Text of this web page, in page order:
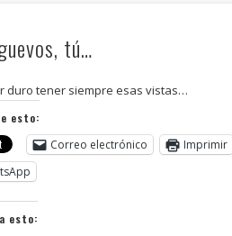
tú…
duro tener siempre esas vistas…
esto:
Correo electrónico
Imprimir
esto: